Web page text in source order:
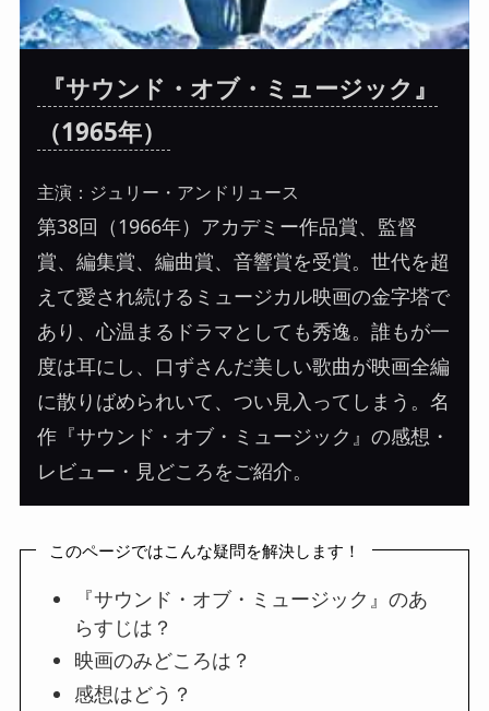
『サウンド・オブ・ミュージック』
（1965年）
主演：ジュリー・アンドリュース
第38回（1966年）アカデミー作品賞、監督
賞、編集賞、編曲賞、音響賞を受賞。世代を超
えて愛され続けるミュージカル映画の金字塔で
あり、心温まるドラマとしても秀逸。誰もが一
度は耳にし、口ずさんだ美しい歌曲が映画全編
に散りばめられいて、つい見入ってしまう。名
作『サウンド・オブ・ミュージック』の感想・
レビュー・見どころをご紹介。
このページではこんな疑問を解決します！
『サウンド・オブ・ミュージック』のあ
らすじは？
映画のみどころは？
感想はどう？